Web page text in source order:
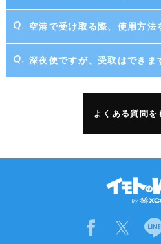
空港で受け取る際、使用方法
深夜便ですが、受取はできま
よくある質問を